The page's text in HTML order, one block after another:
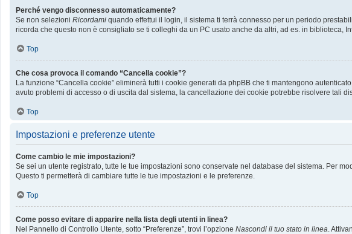
Perché vengo disconnesso automaticamente?
Se non selezioni Ricordami quando effettui il login, il sistema ti terrà connesso per un periodo
ricorda che questo non è consigliato se ti colleghi da un PC usato anche da altri, ad es. in biblioteca,
Top
Che cosa provoca il comando “Cancella cookie”?
La funzione “Cancella cookie” eliminerà tutti i cookie generati da phpBB che ti mantengono
avuto problemi di accesso o di uscita dal sistema, la cancellazione dei cookie potrebbe risolvere tali
Top
Impostazioni e preferenze utente
Come cambio le mie impostazioni?
Se sei un utente registrato, tutte le tue impostazioni sono conservate nel database del sistema. Per
Questo ti permetterà di cambiare tutte le tue impostazioni e le preferenze.
Top
Come posso evitare di apparire nella lista degli utenti in linea?
Nel Pannello di Controllo Utente, sotto “Preferenze”, trovi l’opzione Nascondi il tuo stato in linea.